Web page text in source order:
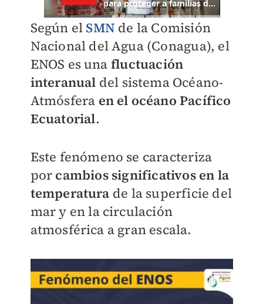
Según el SMN de la Comisión
Nacional del Agua (Conagua), el
ENOS es una fluctuación
interanual del sistema Océano-
Atmósfera en el océano Pacífico
Ecuatorial.
Este fenómeno se caracteriza
por cambios significativos en la
temperatura de la superficie del
mar y en la circulación
atmosférica a gran escala.